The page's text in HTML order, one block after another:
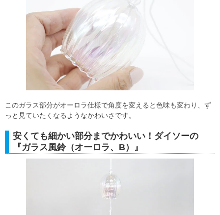
このガラス部分がオーロラ仕様で角度を変えると色味も変わり、ず
っと見ていたくなるようなかわいさです。
安くても細かい部分までかわいい！ダイソーの
『ガラス風鈴（オーロラ、B）』